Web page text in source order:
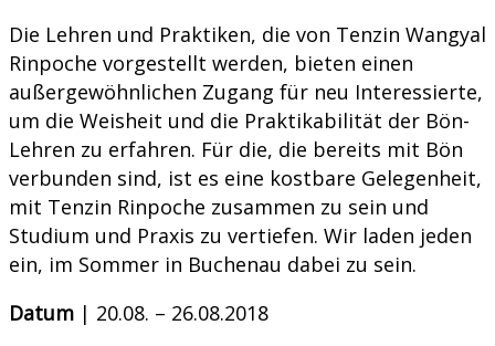
Die Lehren und Praktiken, die von Tenzin Wangyal
Rinpoche vorgestellt werden, bieten einen
außergewöhnlichen Zugang für neu Interessierte,
um die Weisheit und die Praktikabilität der Bön-
Lehren zu erfahren. Für die, die bereits mit Bön
verbunden sind, ist es eine kostbare Gelegenheit,
mit Tenzin Rinpoche zusammen zu sein und
Studium und Praxis zu vertiefen. Wir laden jeden
ein, im Sommer in Buchenau dabei zu sein.
Datum | 20.08. – 26.08.2018